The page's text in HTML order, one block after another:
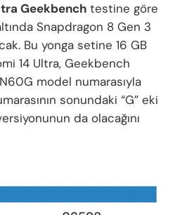
Geekbench testine göre
Snapdragon 8 Gen 3
Bu yonga setine 16 GB
14 Ultra, Geekbench
model numarasıyla
sonundaki “G” eki
da olacağını